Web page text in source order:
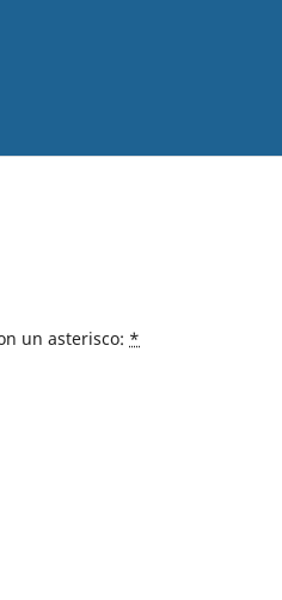
un asterisco: *